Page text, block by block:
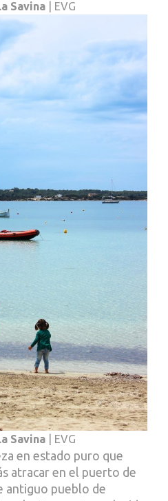
Savina | EVG
Savina | EVG
en estado puro que
atracar en el puerto de
antiguo pueblo de